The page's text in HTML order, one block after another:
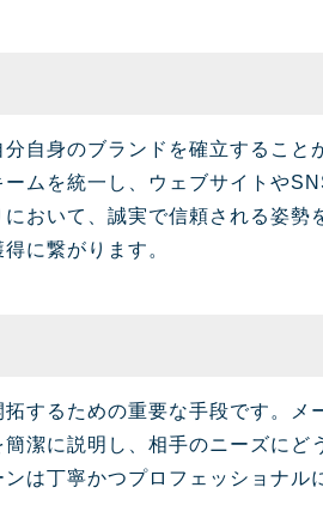
自身のブランドを確立するこ
ムを統一し、ウェブサイトや
おいて、誠実で信頼される姿勢
に繋がります。
するための重要な手段です。
潔に説明し、相手のニーズに
は丁寧かつプロフェッショナル